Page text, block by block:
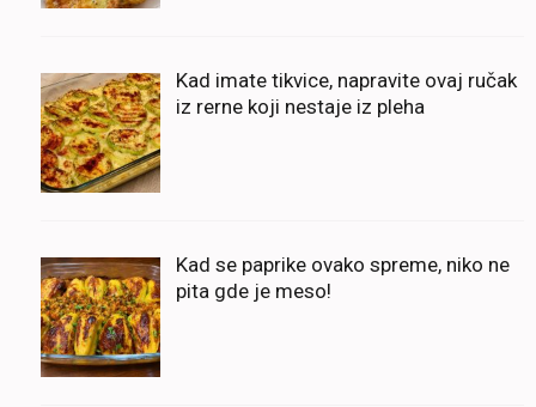
Kad imate tikvice, napravite ovaj ručak
iz rerne koji nestaje iz pleha
Kad se paprike ovako spreme, niko ne
pita gde je meso!